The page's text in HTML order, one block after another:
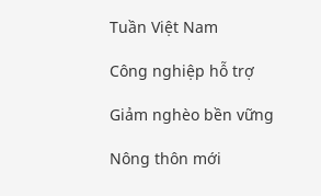
Tuần Việt Nam
Công nghiệp hỗ trợ
Giảm nghèo bền vững
Nông thôn mới